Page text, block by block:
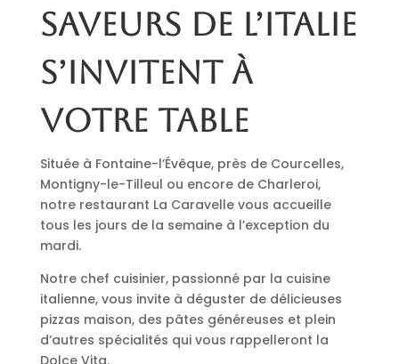
saveurs de l’Italie
s’invitent à
votre table
Située à Fontaine-l’Évêque, près de Courcelles,
Montigny-le-Tilleul ou encore de Charleroi,
notre restaurant La Caravelle vous accueille
tous les jours de la semaine à l’exception du
mardi.
Notre chef cuisinier, passionné par la cuisine
italienne, vous invite à déguster de délicieuses
pizzas maison, des pâtes généreuses et plein
d’autres spécialités qui vous rappelleront la
Dolce Vita.